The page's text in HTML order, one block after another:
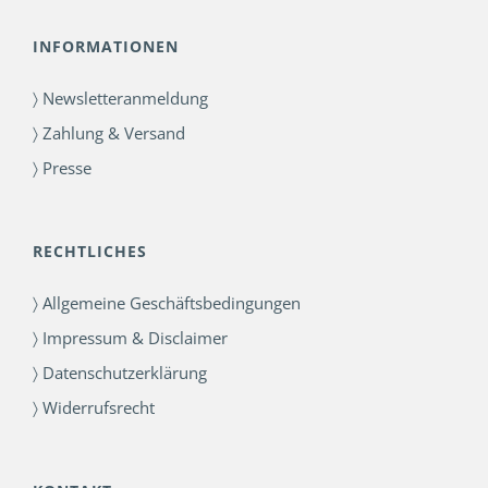
INFORMATIONEN
〉 Newsletteranmeldung
〉 Zahlung & Versand
〉 Presse
RECHTLICHES
〉 Allgemeine Geschäftsbedingungen
〉 Impressum & Disclaimer
〉 Datenschutzerklärung
〉 Widerrufsrecht